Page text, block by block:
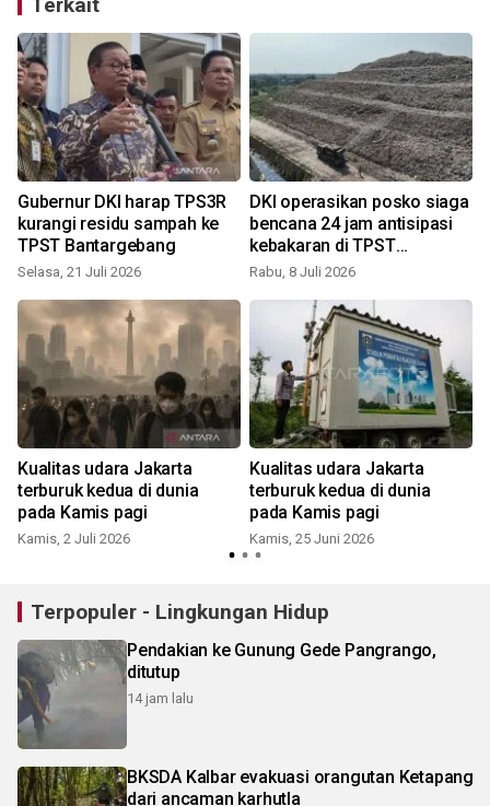
Terkait
Gubernur DKI harap TPS3R
kurangi residu sampah ke
TPST Bantargebang
Selasa, 21 Juli 2026
DKI operasikan posko siaga
bencana 24 jam antisipasi
kebakaran di TPST
Bantargebang
Rabu, 8 Juli 2026
Kualitas udara Jakarta
terburuk kedua di dunia
pada Kamis pagi
Kamis, 2 Juli 2026
Kualitas udara Jakarta
terburuk kedua di dunia
pada Kamis pagi
Kamis, 25 Juni 2026
Terpopuler - Lingkungan Hidup
Pendakian ke Gunung Gede Pangrango,
ditutup
14 jam lalu
BKSDA Kalbar evakuasi orangutan Ketapang
dari ancaman karhutla